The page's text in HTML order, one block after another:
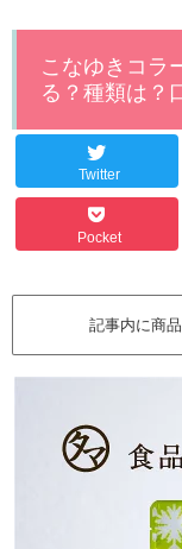
こなゆきコラ
る？種類は？
Twitter
Pocket
記事内に商